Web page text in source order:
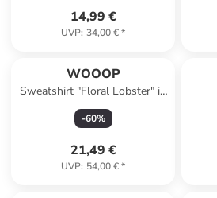
14,99 €
UVP: 34,00 €*
WOOOP
Sweatshirt "Floral Lobster" in
Grau
-60%
21,49 €
UVP: 54,00 €*